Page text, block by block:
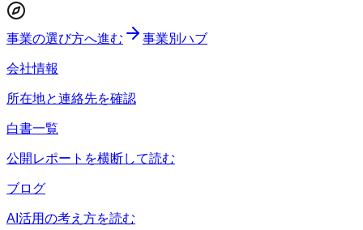
事業の選び方へ進む 事業別ハブ
会社情報
所在地と連絡先を確認
白書一覧
公開レポートを横断して読む
ブログ
AI活用の考え方を読む